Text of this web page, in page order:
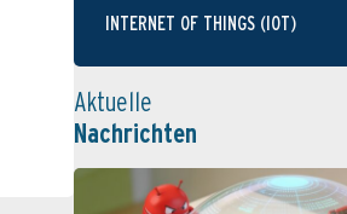
INTERNET OF THINGS (IOT)
Aktuelle
Nachrichten